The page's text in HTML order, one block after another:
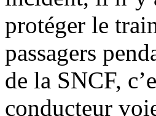
protéger le
passagers
de la SNCF,
conducteur